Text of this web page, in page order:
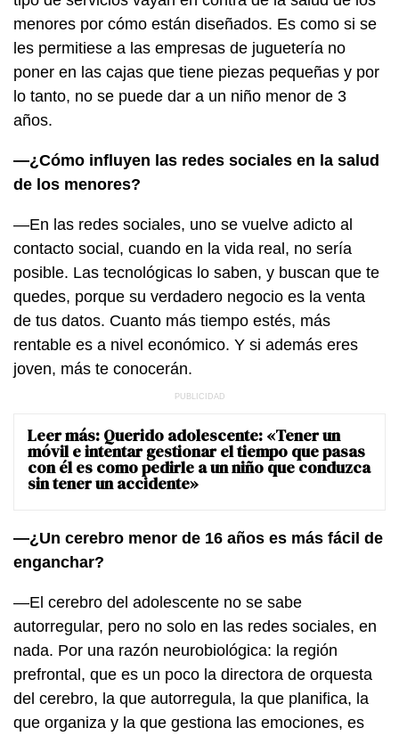
menores por cómo están diseñados. Es como si se
les permitiese a las empresas de juguetería no
poner en las cajas que tiene piezas pequeñas y por
lo tanto, no se puede dar a un niño menor de 3
años.
—¿Cómo influyen las redes sociales en la salud
de los menores?
—En las redes sociales, uno se vuelve adicto al
contacto social, cuando en la vida real, no sería
posible. Las tecnológicas lo saben, y buscan que te
quedes, porque su verdadero negocio es la venta
de tus datos. Cuanto más tiempo estés, más
rentable es a nivel económico. Y si además eres
joven, más te conocerán.
Leer más: Querido adolescente: «Tener un
móvil e intentar gestionar el tiempo que pasas
con él es como pedirle a un niño que conduzca
sin tener un accidente»
—¿Un cerebro menor de 16 años es más fácil de
enganchar?
—El cerebro del adolescente no se sabe
autorregular, pero no solo en las redes sociales, en
nada. Por una razón neurobiológica: la región
prefrontal, que es un poco la directora de orquesta
del cerebro, la que autorregula, la que planifica, la
que organiza y la que gestiona las emociones, es